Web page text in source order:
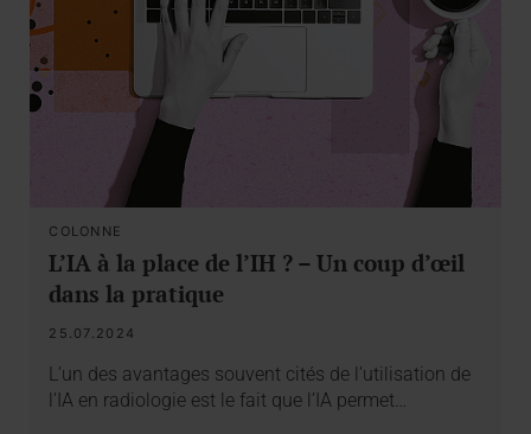
COLONNE
L’IA à la place de l’IH ? – Un coup d’œil
dans la pratique
25.07.2024
L’un des avantages souvent cités de l’utilisation de
l’IA en radiologie est le fait que l’IA permet…